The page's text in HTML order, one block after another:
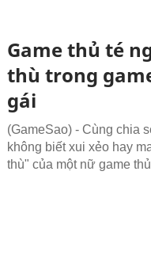
Game thủ té
thù trong
gái
(GameSao) - Cùng chia
không biết xui xẻo hay
thù" của một nữ game